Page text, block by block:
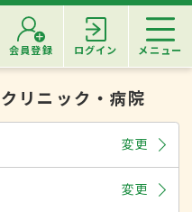
会員登録 ログイン メニュー
リニック・病院
変更
変更